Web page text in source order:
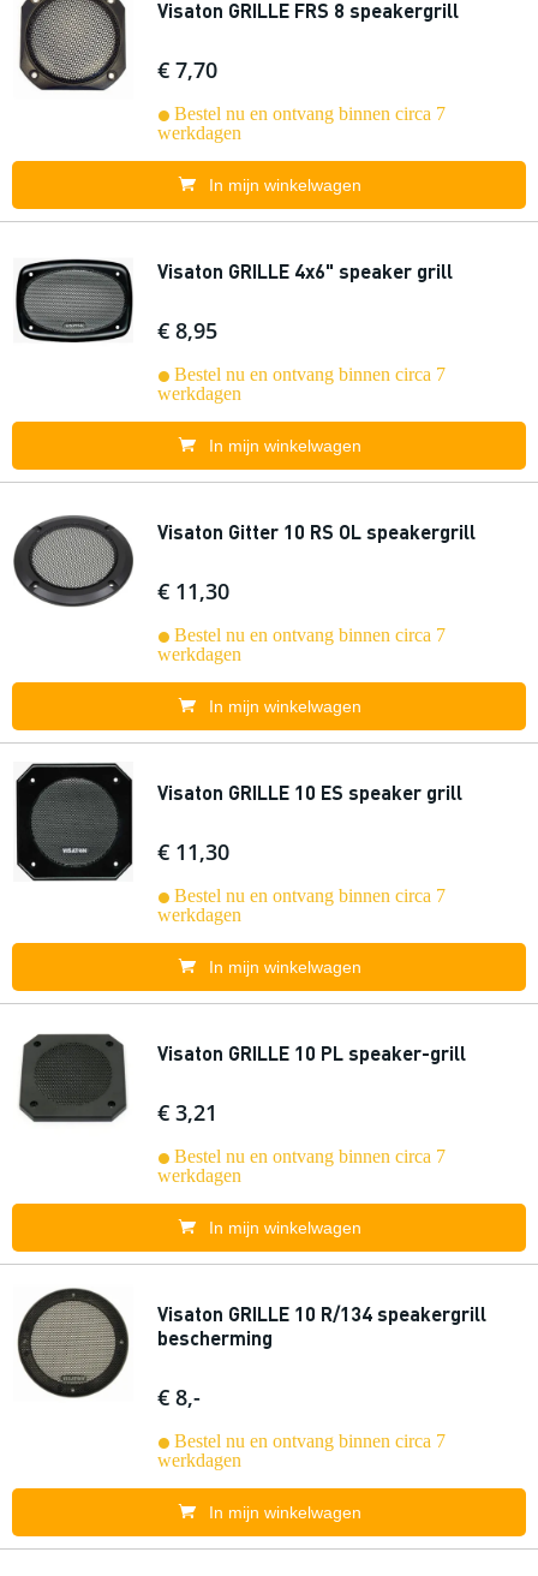
Visaton GRILLE FRS 8 speakergrill
€ 7,70
Bestel nu en ontvang binnen circa 7
werkdagen
In mijn winkelwagen
Visaton GRILLE 4x6" speaker grill
€ 8,95
Bestel nu en ontvang binnen circa 7
werkdagen
In mijn winkelwagen
Visaton Gitter 10 RS OL speakergrill
€ 11,30
Bestel nu en ontvang binnen circa 7
werkdagen
In mijn winkelwagen
Visaton GRILLE 10 ES speaker grill
€ 11,30
Bestel nu en ontvang binnen circa 7
werkdagen
In mijn winkelwagen
Visaton GRILLE 10 PL speaker-grill
€ 3,21
Bestel nu en ontvang binnen circa 7
werkdagen
In mijn winkelwagen
Visaton GRILLE 10 R/134 speakergrill
bescherming
€ 8,-
Bestel nu en ontvang binnen circa 7
werkdagen
In mijn winkelwagen